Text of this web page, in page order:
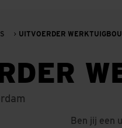
UITVOERDER
Ben jij een